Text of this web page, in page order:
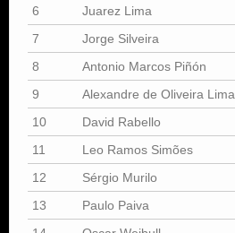
6
Juarez Lima
7
Jorge Silveira
8
Antonio Marcos Piñón
9
Alexandre de Oliveira Lima
10
David Rabello
11
Leo Ramos Simões
12
Sérgio Murilo
13
Paulo Paiva